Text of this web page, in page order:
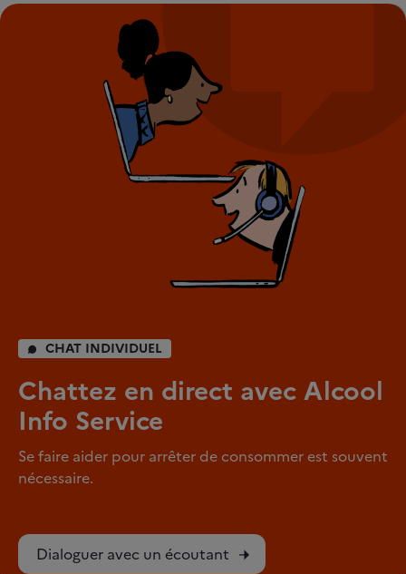
CHAT INDIVIDUEL
Chattez en direct avec Alcool
Info Service
Se faire aider pour arrêter de consommer est souvent
nécessaire.
Dialoguer avec un écoutant